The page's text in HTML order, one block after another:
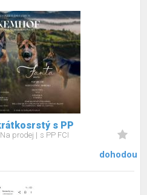
s PP
Na prodej s PP FCI
dohodou